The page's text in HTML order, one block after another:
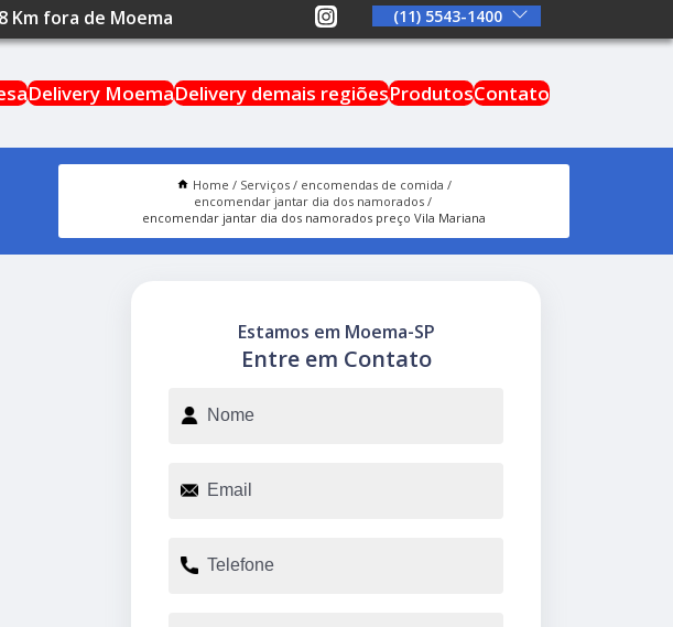
Km fora de Moema (11) 5543-1400
Delivery MoemaDelivery demais regiõesProdutosContato
Home Serviços
encomendas de comida
encomendar jantar dia dos namorados
encomendar jantar dia dos namorados preço Vila Mariana
Entre em Contato
Estamos em Moema-SP